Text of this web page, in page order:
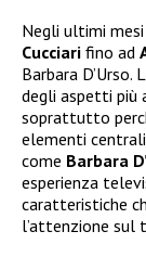
Negli ultimi
Cucciari fino ad
Barbara
degli aspetti più
soprattutto
elementi
come Barbara
esperienza
caratteristiche
l’attenzione sul